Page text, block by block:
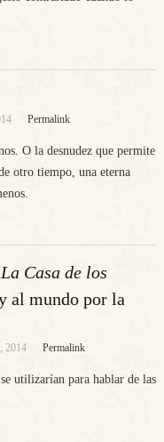
Permalink
O la desnudez que permite
otro tiempo, una eterna
La Casa de los
al mundo por la
2014 Permalink
utilizarían para hablar de las